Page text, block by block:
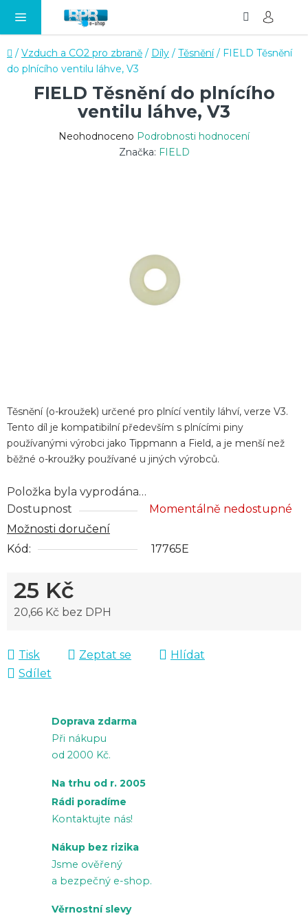
Domů
/ Vzduch a CO2 pro zbraně / Díly / Těsnění / FIELD Těsnění
do plnícího ventilu láhve, V3
Těsnění (o-kroužek) určené pro plnící ventily láhví, verze V3.
Tento díl je kompatibilní především s plnícími piny
používanými výrobci jako Tippmann a Field, a je menší než
běžné o-kroužky používané u jiných výrobců.
Položka byla vyprodána…
Dostupnost
Momentálně nedostupné
Možnosti doručení
Kód:
17765E
25 Kč
20,66 Kč bez DPH
Tisk
Zeptat se
Hlídat
Sdílet
FIELD Těsnění do plnícího
ventilu láhve, V3
Průměrné
Neohodnoceno Podrobnosti hodnocení
Značka: FIELD
Doprava zdarma
Při nákupu
od 2000 Kč.
Na trhu od r. 2005
Rádi poradíme
Kontaktujte nás!
Nákup bez rizika
Jsme ověřený
a bezpečný e-shop.
Věrnostní slevy